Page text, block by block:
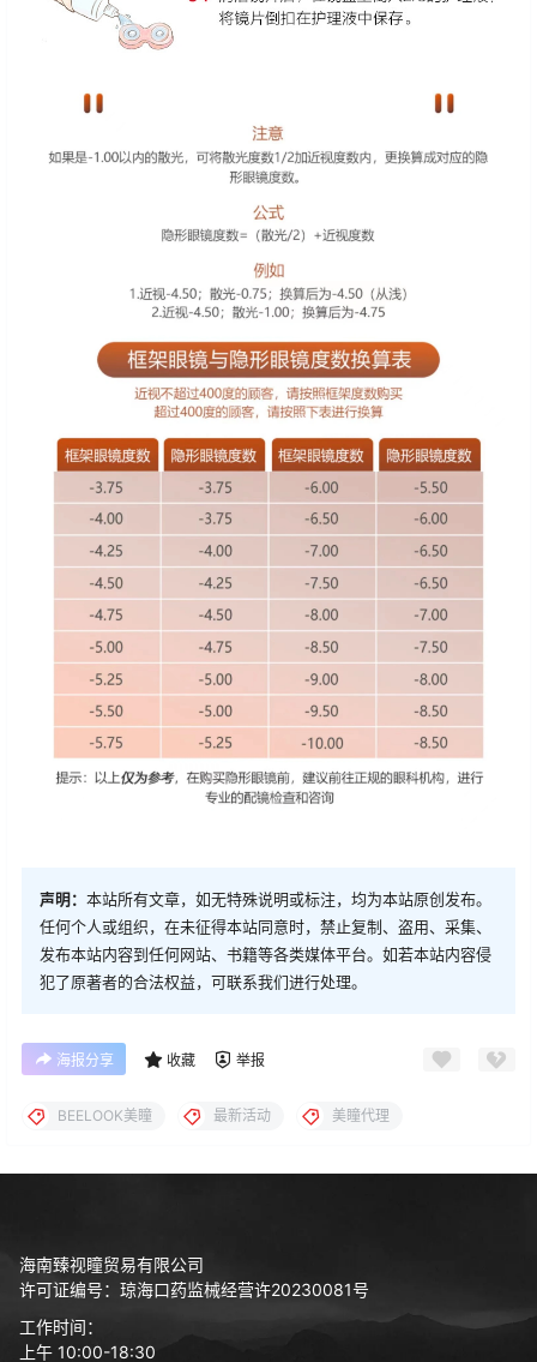
声明： 本站所有文章，如无特殊说明或标注，均为本站原创发布。
任何个人或组织，在未征得本站同意时，禁止复制、盗用、采集、
发布本站内容到任何网站、书籍等各类媒体平台。如若本站内容侵
犯了原著者的合法权益，可联系我们进行处理。
海报分享 收藏 举报
BEELOOK美瞳 最新活动 美瞳代理
海南臻视瞳贸易有限公司
许可证编号：琼海口药监械经营许20230081号
工作时间：
上午 10:00-18:30